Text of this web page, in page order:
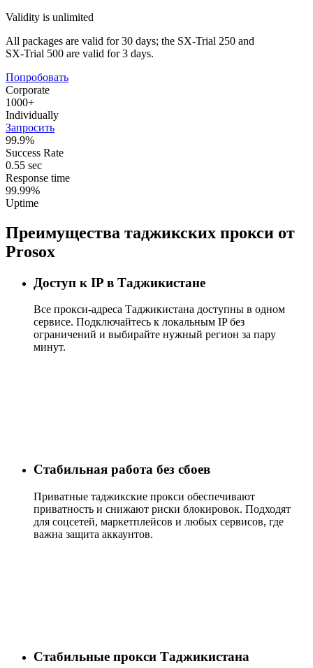
Validity is unlimited
All packages are valid for 30 days; the SX-Trial 250 and
SX-Trial 500 are valid for 3 days.
Попробовать
Corporate
1000+
Individually
Запросить
99.9%
Success Rate
0.55 sec
Response time
99.99%
Uptime
Преимущества таджикских прокси от
Prosox
Доступ к IP в Таджикистане
Все прокси-адреса Таджикистана доступны в одном
сервисе. Подключайтесь к локальным IP без
ограничений и выбирайте нужный регион за пару
минут.
Стабильная работа без сбоев
Приватные таджикские прокси обеспечивают
приватность и снижают риски блокировок. Подходят
для соцсетей, маркетплейсов и любых сервисов, где
важна защита аккаунтов.
Стабильные прокси Таджикистана